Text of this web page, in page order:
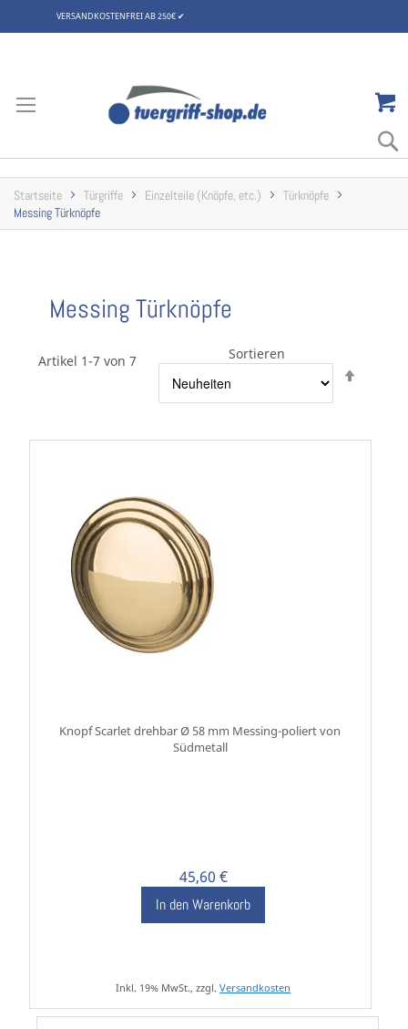
VERSANDKOSTENFREI AB 250€ ✔
springen
Startseite Türgriffe Einzelteile (Knöpfe, etc.)
Türknöpfe
Messing Türknöpfe
Messing Türknöpfe
Artikel 1-7 von 7
Sortieren
Knopf Scarlet drehbar Ø 58 mm Messing-poliert von
Südmetall
45,60 €
In den Warenkorb
Inkl. 19% MwSt., zzgl.Versandkosten